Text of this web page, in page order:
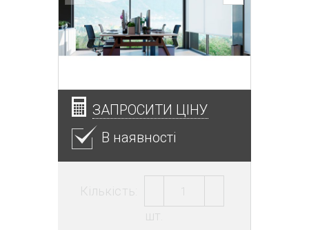
ЗАПРОСИТИ ЦІНУ
В наявності
Кількість:
шт.